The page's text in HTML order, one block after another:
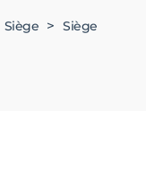
Siège > Siège